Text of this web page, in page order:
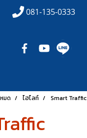
081-135-0333
มด ไฮไลท์ Smart Traffic